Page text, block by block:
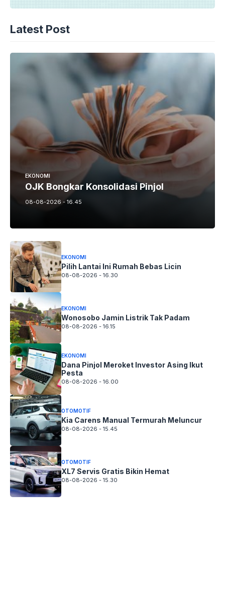
Latest Post
EKONOMI
OJK Bongkar Konsolidasi Pinjol
08-08-2026 - 16.45
EKONOMI
Pilih Lantai Ini Rumah Bebas Licin
08-08-2026 - 16.30
EKONOMI
Wonosobo Jamin Listrik Tak Padam
08-08-2026 - 16.15
EKONOMI
Dana Pinjol Meroket Investor Asing Ikut
Pesta
08-08-2026 - 16.00
OTOMOTIF
Kia Carens Manual Termurah Meluncur
08-08-2026 - 15.45
OTOMOTIF
XL7 Servis Gratis Bikin Hemat
08-08-2026 - 15.30